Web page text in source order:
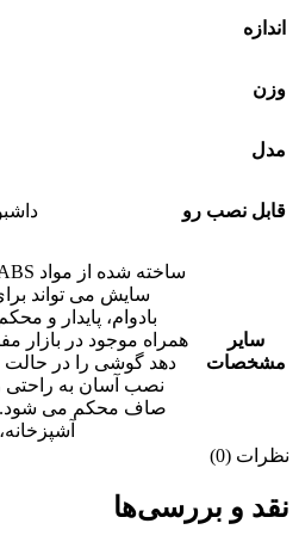
اندازه
وزن
مدل
قابل نصب رو
سایر
مشخصات
سایش می تواند
بادوام، پایدار و
همراه موجود در بازار
دهد گوشی را در حالت
نصب آسان به راحتی
صاف محکم می شود.
نظرات (0)
نقد و بررسی‌ها